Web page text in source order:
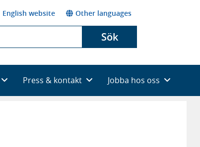
English website Other languages
Sök
Press & kontakt Jobba hos oss